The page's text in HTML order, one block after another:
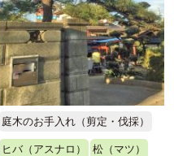
庭木のお手入れ（剪定・伐採）
ヒバ（アスナロ） 松（マツ）